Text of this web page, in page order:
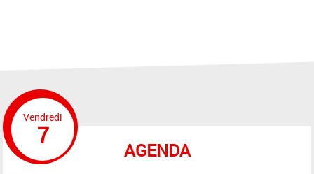
AGENDA
Vendredi
7